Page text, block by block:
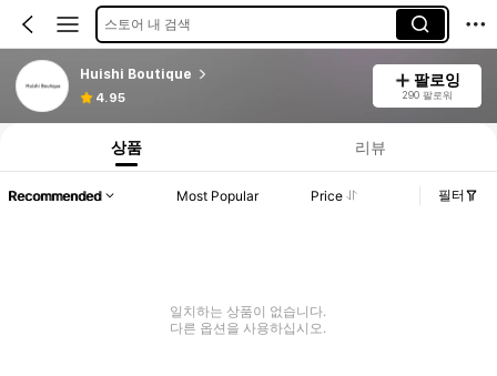
스토어 내 검색
Huishi Boutique
4.95
팔로잉
290 팔로워
상품 리뷰
Recommended Most Popular Price 필터
일치하는 상품이 없습니다.
다른 옵션을 사용하십시오.